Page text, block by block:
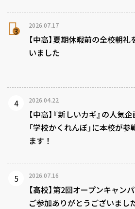
2026.07.17
【中高】夏期休暇前の全校朝礼
いました
2026.04.22
【中高】『新しいカギ』の人気
「学校かくれんぼ」に本校が参
ます！
2026.07.16
【高校】第2回オープンキャン
ご参加ありがとうございまし